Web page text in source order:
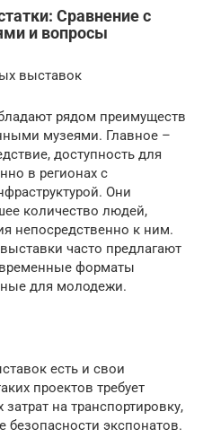
Сравнение с
и вопросы
выставок
рядом преимуществ
музеями. Главное –
доступность для
в регионах с
Они
количество людей,
непосредственно к ним.
часто предлагают
форматы
для молодежи.
есть и свои
проектов требует
на транспортировку,
безопасности экспонатов.